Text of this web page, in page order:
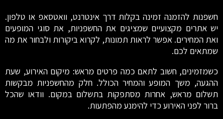
חשפנות להזמנה זמינה בקלות דרך אינטרנט, וואטסאפ או טלפון.
יש אתרים מקצועיים שמציגים את החשפניות, את סוגי המופעים
ואת המחירים. אפשר לראות תמונות, לקרוא ביקורות ולבחור את מה
שמתאים לכם.
כשמזמינים, חשוב לתאם כמה פרטים מראש: מיקום האירוע, שעת
ההגעה, משך המופע והמחיר הכולל. חלק מהחשפניות מבקשות
תשלום מראש, אחרות מסתפקות בתשלום במקום. וודאו שהכל
ברור לפני האירוע כדי להימנע מהפתעות.